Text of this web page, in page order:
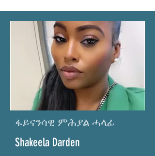
ፋይናንሳዊ ምሕያል ሓላፊ
Shakeela Darden